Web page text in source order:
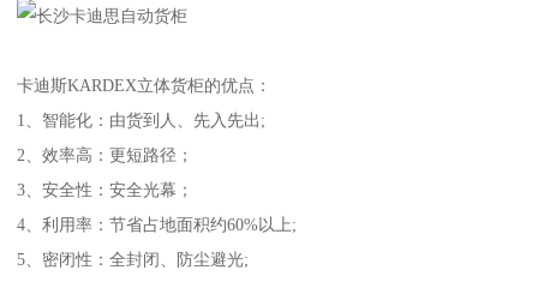
卡迪斯KARDEX立体货柜的优点：
1、智能化：由货到人、先入先出;
2、效率高：更短路径；
3、安全性：安全光幕；
4、利用率：节省占地面积约60%以上;
5、密闭性：全封闭、防尘避光;